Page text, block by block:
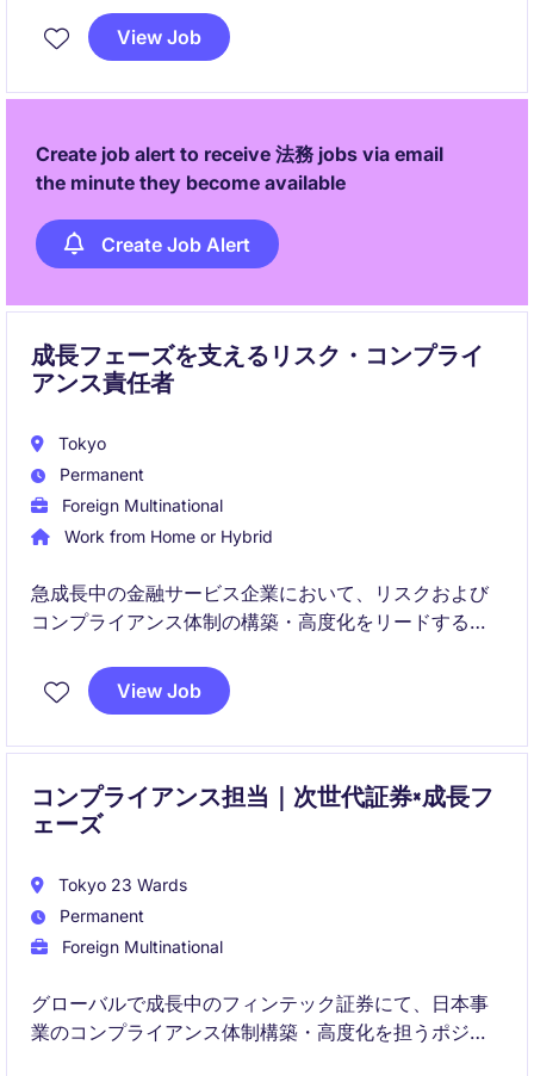
個別対応に留まらず、組織横断で機能するガバナンス
View Job
Create job alert to receive 法務 jobs via email
the minute they become available
Create Job Alert
成長フェーズを支えるリスク・コンプライ
アンス責任者
Tokyo
Permanent
Foreign Multinational
Work from Home or Hybrid
急成長中の金融サービス企業において、リスクおよび
コンプライアンス体制の構築・高度化をリードするポ
規制対応から組織全体のリスク文化醸成まで幅広く担
View Job
コンプライアンス担当｜次世代証券×成長フ
ェーズ
Tokyo 23 Wards
Permanent
Foreign Multinational
グローバルで成長中のフィンテック証券にて、日本事
業のコンプライアンス体制構築・高度化を担うポジシ